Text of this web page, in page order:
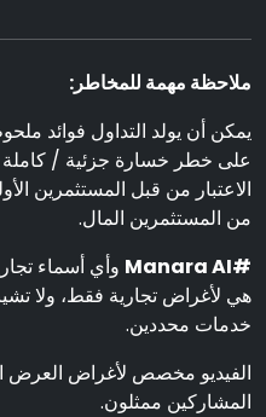
ملاحظة مهمة للمخاطر:
يمكن أن يولد التداول فوائد
على خطر خسارة جزئية / كاملة
من المستثمرين المال.
#Manara AI
وأي أسماء
هي لأغراض تجارية فقط، ولا
خدمات محددين.
الفيديو مخصص لأغراض العرض
المشاركين ممثلون.